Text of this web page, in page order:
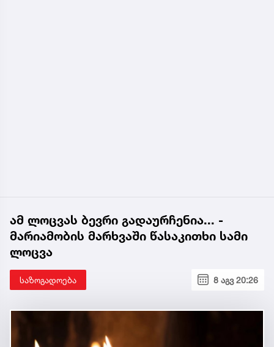
ამ ლოცვას ბევრი გადაურჩენია... -
მარიამობის მარხვაში წასაკითხი სამი
ლოცვა
საზოგადოება 8 აგვ 20:26